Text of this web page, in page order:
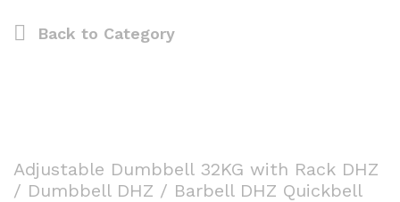
Back to Category
Adjustable Dumbbell 32KG with Rack DHZ
/ Dumbbell DHZ / Barbell DHZ Quickbell